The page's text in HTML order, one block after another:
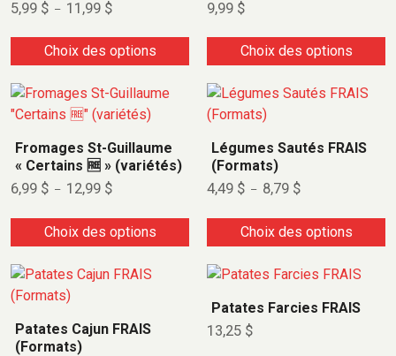
5,99 $ – 11,99 $
Choix des options
9,99 $
Choix des options
Fromages St-Guillaume
« Certains 🆓 » (variétés)
6,99 $ – 12,99 $
Choix des options
Légumes Sautés FRAIS
(Formats)
4,49 $ – 8,79 $
Choix des options
Patates Cajun FRAIS
(Formats)
Patates Farcies FRAIS
13,25 $